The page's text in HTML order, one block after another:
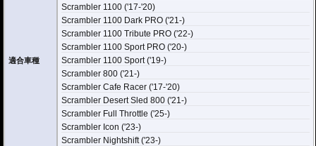
適合車種
Scrambler 1100 ('17-'20)
Scrambler 1100 Dark PRO ('21-)
Scrambler 1100 Tribute PRO ('22-)
Scrambler 1100 Sport PRO ('20-)
Scrambler 1100 Sport ('19-)
Scrambler 800 ('21-)
Scrambler Cafe Racer ('17-'20)
Scrambler Desert Sled 800 ('21-)
Scrambler Full Throttle ('25-)
Scrambler Icon ('23-)
Scrambler Nightshift ('23-)